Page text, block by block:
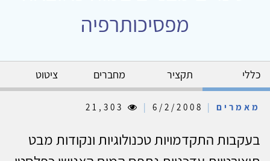
מפסיכותרפיה
כללי תקציר מחברים ציטוט
מאמרים |
|
בעקבות התקדמויות טכנולוגיות ונקודות מבט